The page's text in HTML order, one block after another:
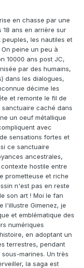
en chasse par une
ans en arrière sur
les nautiles et
peine un peu à
10000 ans post JC,
par des humains,
dans les dialogues,
décime les
et remonte le fil de
caché dans
un oeuf métallique
avec
sensations fortes et
ce sanctuaire
ancestrales,
hostile entre
prometteuse et riche
n'est pas en reste
son art ! Moi le fan
l'illustre Gimenez, je
et emblématique des
numériques
en adoptant un
terrestres, pendant
marines. Un très
la saga est